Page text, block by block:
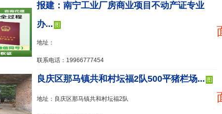
报建：南宁工业厂房商业项目不动产证专业
办... 图
地址：
联系电话：19966777454
良庆区那马镇共和村坛福2队500平猪栏场... 图
地址：良庆区那马镇共和村坛福2队